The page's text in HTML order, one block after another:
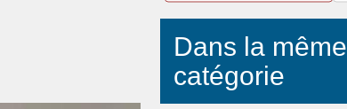
Dans la même
catégorie